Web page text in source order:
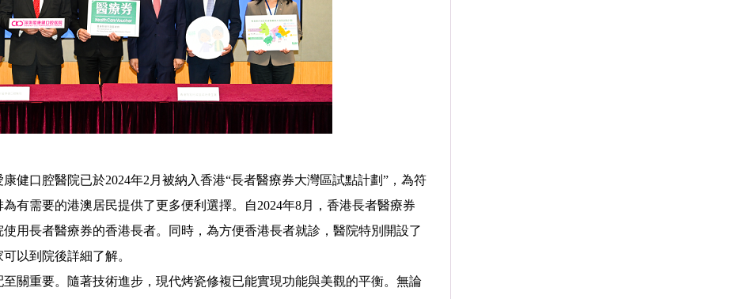
口腔醫院已於2024年2月被納入香港“長者醫療券大灣區試點計劃”，為符
有需要的港澳居民提供了更多便利選擇。自2024年8月，香港長者醫療券
用長者醫療券的香港長者。同時，為方便香港長者就診，醫院特別開設了
以到院後詳細了解。
重要。隨著技術進步，現代烤瓷修複已能實現功能與美觀的平衡。無論